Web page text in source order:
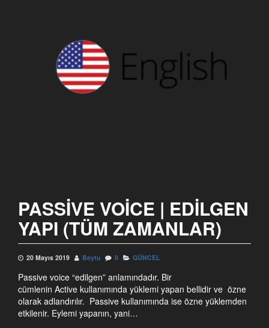
PASSIVE VOICE | EDILGEN
YAPI (TÜM ZAMANLAR)
20 Mayıs 2019 Beytu 0 GÜNCEL
Passive voice “edilgen” anlamındadır. Bir
cümlenin Active kullanımında yüklemi yapan bellidir ve özne
olarak adlandırılır. Passive kullanımında ise özne yüklemden
etkilenir. Eylemi yapanın, yani…